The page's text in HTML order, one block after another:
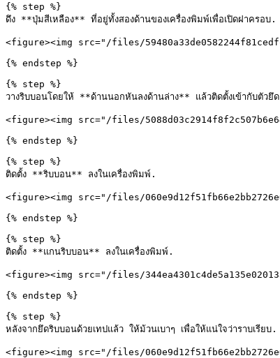
{% step %}
ดึง **ปุ่มสีเหลือง** ที่อยู่ทั้งสองด้านของเครื่องพิมพ์เพื่อเปิดฝาครอบ.
<figure><img src="/files/
{% endstep %}
{% step %}
วางริบบอนโดยให้ **ด้านนอกหันลงด้านล่าง** แล้วติดตั้งเข้ากับตัวยึ
<figure><img src="/files/
{% endstep %}
{% step %}
ติดตั้ง **ริบบอน** ลงในเครื่องพิมพ์.
<figure><img src="/files/
{% endstep %}
{% step %}
ติดตั้ง **แกนริบบอน** ลงในเครื่องพิมพ์.
<figure><img src="/files/
{% endstep %}
{% step %}
หลังจากยึดริบบอนด้วยเทปแล้ว ให้ม้วนเบาๆ เพื่อให้แน่ใจว่าราบเรียบ.
<figure><img src="/files/